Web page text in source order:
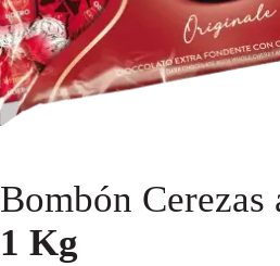
Bombón
1 Kg